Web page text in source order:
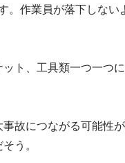
。作業員が落下しない
ト、工具類一つ一つ
故につながる可能性
う。